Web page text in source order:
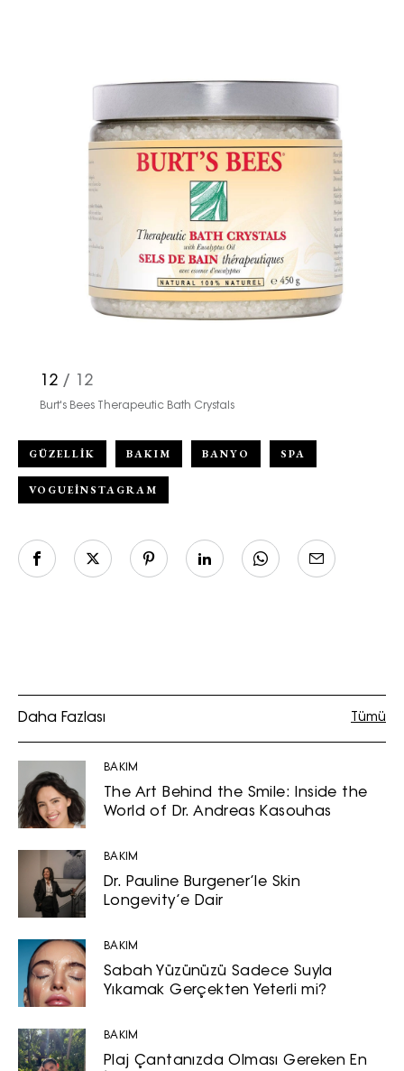
12 / 12
Burt's Bees Therapeutic Bath Crystals
GÜZELLIK BAKIM BANYO SPA
VOGUEINSTAGRAM
Daha Fazlası Tümü
BAKIM
The Art Behind the Smile: Inside the
World of Dr. Andreas Kasouhas
BAKIM
Dr. Pauline Burgener’le Skin
Longevity’e Dair
BAKIM
Sabah Yüzünüzü Sadece Suyla
Yıkamak Gerçekten Yeterli mi?
BAKIM
Plaj Çantanızda Olması Gereken En